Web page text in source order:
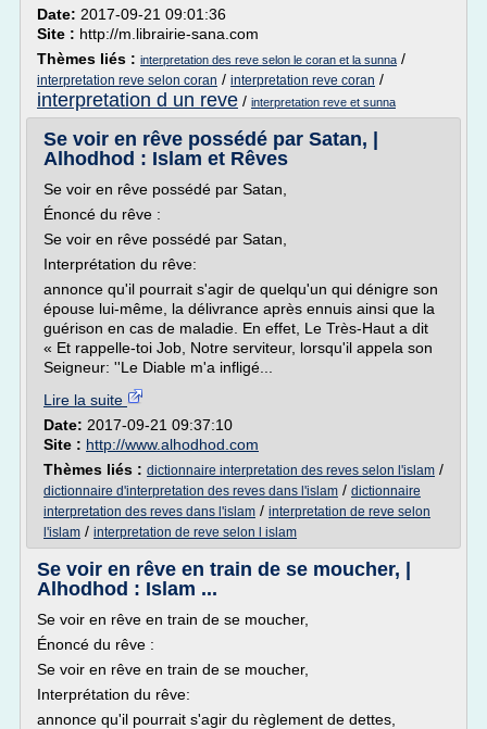
Date: 2017-09-21 09:01:36
Site : http://m.librairie-sana.com
Thèmes liés : interpretation des reve selon le coran et la sunna /
interpretation reve selon coran / interpretation reve coran /
interpretation d un reve / interpretation reve et sunna
Se voir en rêve possédé par Satan, |
Alhodhod : Islam et Rêves
Se voir en rêve possédé par Satan,
Énoncé du rêve :
Se voir en rêve possédé par Satan,
Interprétation du rêve:
annonce qu'il pourrait s'agir de quelqu'un qui dénigre son
épouse lui-même, la délivrance après ennuis ainsi que la
guérison en cas de maladie. En effet, Le Très-Haut a dit
« Et rappelle-toi Job, Notre serviteur, lorsqu'il appela son
Seigneur: ''Le Diable m'a infligé...
Lire la suite
Date: 2017-09-21 09:37:10
Site : http://www.alhodhod.com
Thèmes liés : dictionnaire interpretation des reves selon l'islam /
dictionnaire d'interpretation des reves dans l'islam / dictionnaire
interpretation des reves dans l'islam / interpretation de reve selon
l'islam / interpretation de reve selon l islam
Se voir en rêve en train de se moucher, |
Alhodhod : Islam ...
Se voir en rêve en train de se moucher,
Énoncé du rêve :
Se voir en rêve en train de se moucher,
Interprétation du rêve:
annonce qu'il pourrait s'agir du règlement de dettes,